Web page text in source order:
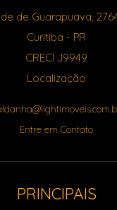
de Guarapuava,
Curitiba - PR
CRECI J9949
Localização
Entre em Contato
PRINCIPAIS